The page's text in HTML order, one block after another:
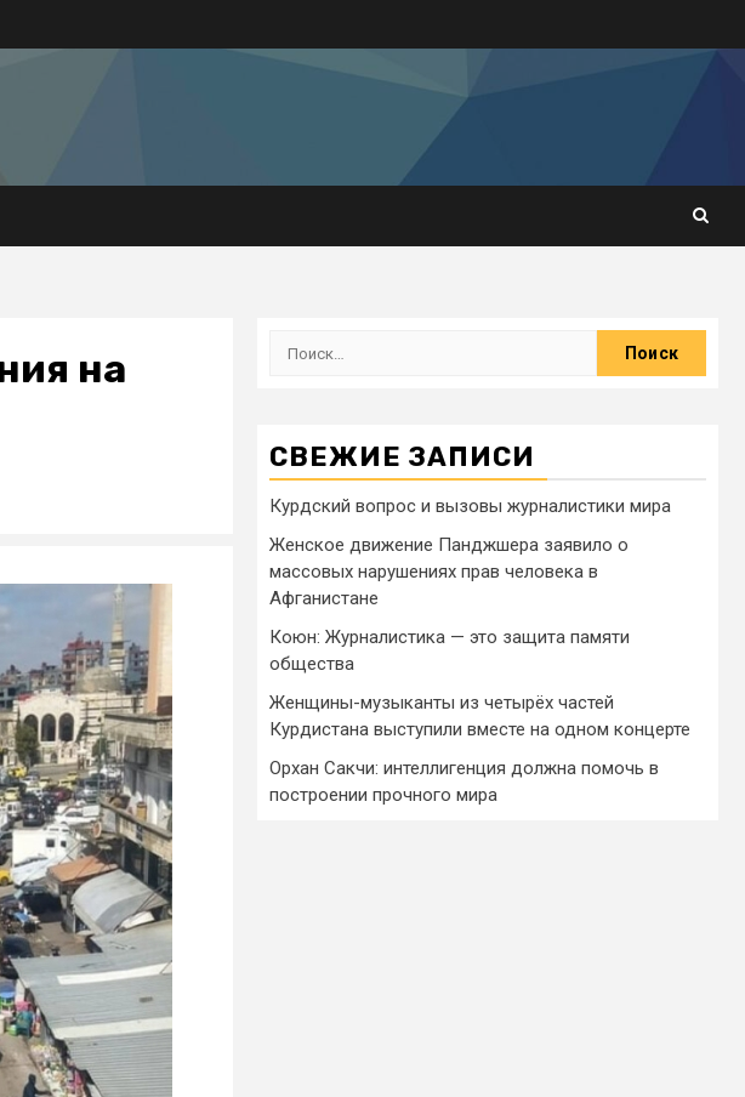
на
СВЕЖИЕ ЗАПИСИ
Курдский вопрос и вызовы журналистики мира
Женское движение Панджшера заявило о
массовых нарушениях прав человека в
Афганистане
Коюн: Журналистика — это защита памяти
общества
Женщины-музыканты из четырёх частей
Курдистана выступили вместе на одном концерте
Орхан Сакчи: интеллигенция должна помочь в
построении прочного мира